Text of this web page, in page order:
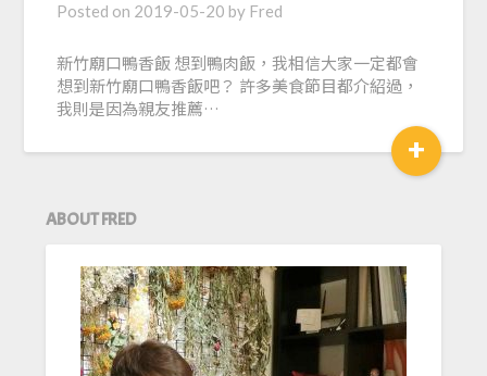
Posted on 2019-05-20 by Fred
新竹廟口鴨香飯 想到鴨肉飯，我相信大家一定都會
想到新竹廟口鴨香飯吧？ 許多美食節目都介紹過，
我則是因為親友推薦…
+
ABOUT FRED